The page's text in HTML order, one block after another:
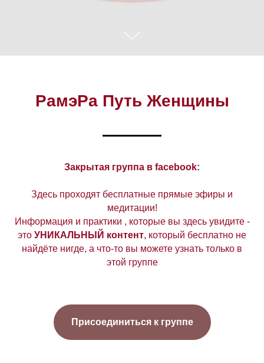
РамэРа Путь Женщины
Закрытая группа в facebook:
Здесь проходят бесплатные прямые эфиры и
медитации!
Информация и практики , которые вы здесь увидите -
это УНИКАЛЬНЫЙ контент, который бесплатно не
найдёте нигде, а что-то вы можете узнать только в
этой группе
Присоединиться к группе